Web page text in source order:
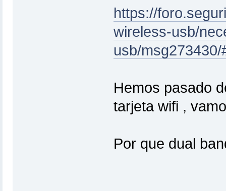
https://
wireless-usb/
usb/
Hemos pasado
tarjeta wifi ,
Por que dual